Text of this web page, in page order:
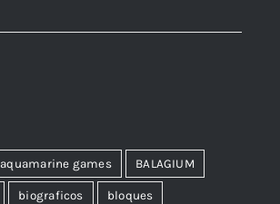
aquamarine games BALAGIUM
biograficos bloques